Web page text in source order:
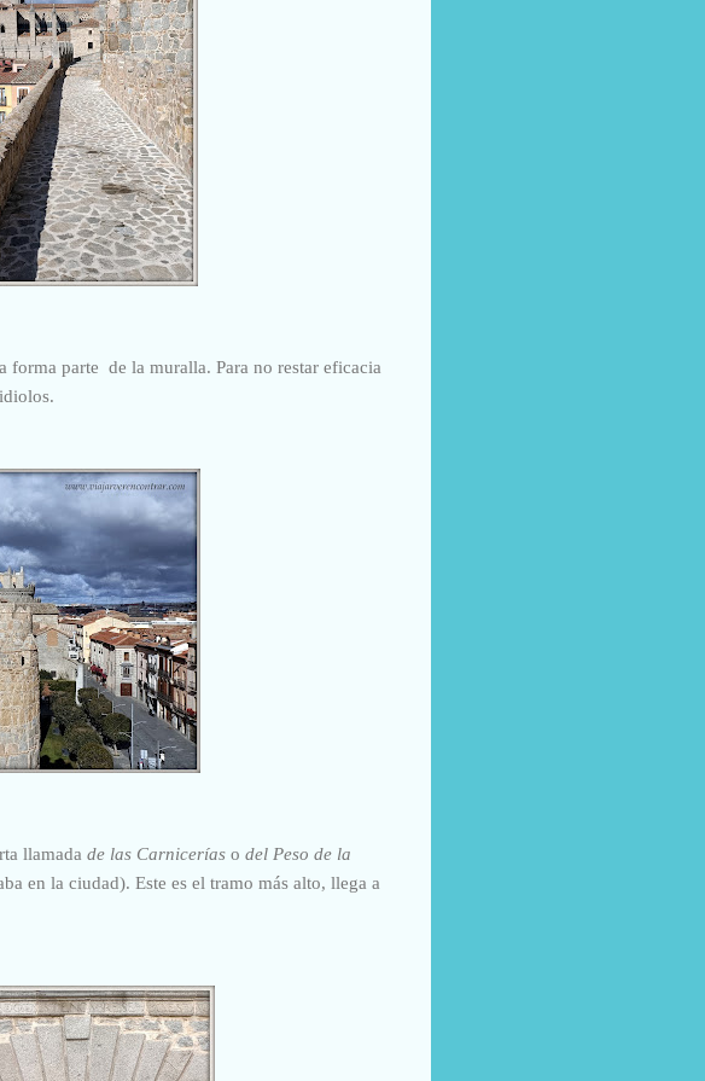
parte de la muralla. Para no restar eficacia
llamada de las Carnicerías o del Peso de la
en la ciudad). Este es el tramo más alto, llega a